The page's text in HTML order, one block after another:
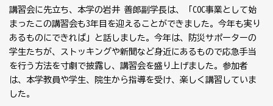
講習会に先立ち、本学の岩井 善郎副学長は、「COC事業として始
まったこの講習会も3年目を迎えることができました。今年も実り
あるものにできれば」と話しました。今年は、防災サポーターの
学生たちが、ストッキングや新聞など身近にあるもので応急手当
を行う方法を寸劇で披露し、講習会を盛り上げました。参加者
は、本学教員や学生、院生から指導を受け、楽しく講習していま
した。